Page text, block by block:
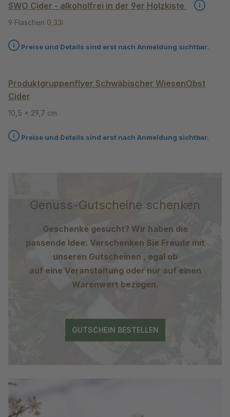
SWO Cider - alkoholfrei in der 9er Holzkiste
9 Flaschen 0,33l
Preise und Details sind erst nach Anmeldung sichtbar.
Produktgruppenflyer Schwäbischer WiesenObst
Cider
10,5 x 29,7 cm
Preise und Details sind erst nach Anmeldung sichtbar.
Genuss-Gutscheine schenken
Geschenke gesucht? Wir haben die
passende Idee: Verschenken Sie Freude mit
unseren Gutscheinen , egal ob
auf eine Veranstaltung oder nur auf einen
Warenwert bezogen.
GUTSCHEIN BESTELLEN